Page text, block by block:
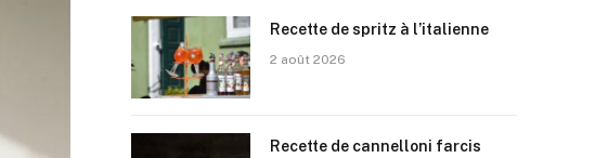
Recette de spritz à l’italienne
2 août 2026
Recette de cannelloni farcis